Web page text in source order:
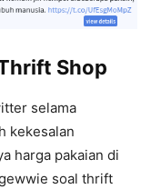
Shop
selama
kekesalan
harga pakaian di
soal thrift